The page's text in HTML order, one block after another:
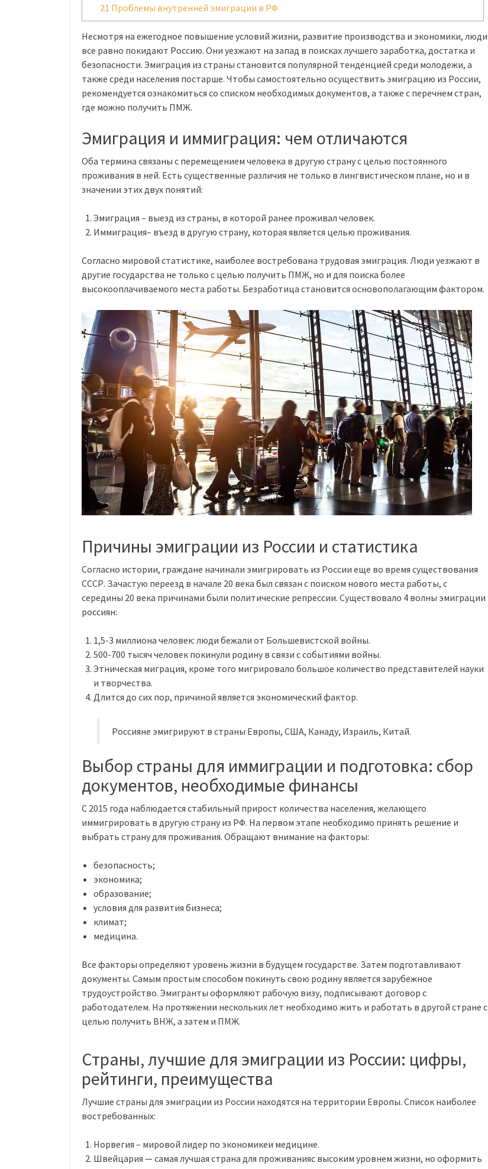
21 Проблемы внутренней эмиграции в РФ
Несмотря на ежегодное повышение условий жизни, развитие производства и экономики, люди
все равно покидают Россию. Они уезжают на запад в поисках лучшего заработка, достатка и
безопасности. Эмиграция из страны становится популярной тенденцией среди молодежи, а
также среди населения постарше. Чтобы самостоятельно осуществить эмиграцию из России,
рекомендуется ознакомиться со списком необходимых документов, а также с перечнем стран,
где можно получить ПМЖ.
Эмиграция и иммиграция: чем отличаются
Оба термина связаны с перемещением человека в другую страну с целью постоянного
проживания в ней. Есть существенные различия не только в лингвистическом плане, но и в
значении этих двух понятий:
Эмиграция – выезд из страны, в которой ранее проживал человек.
Иммиграция– въезд в другую страну, которая является целью проживания.
Согласно мировой статистике, наиболее востребована трудовая эмиграция. Люди уезжают в
другие государства не только с целью получить ПМЖ, но и для поиска более
высокооплачиваемого места работы. Безработица становится основополагающим фактором.
Причины эмиграции из России и статистика
Согласно истории, граждане начинали эмигрировать из России еще во время существования
СССР. Зачастую переезд в начале 20 века был связан с поиском нового места работы, с
середины 20 века причинами были политические репрессии. Существовало 4 волны эмиграции
россиян:
1,5-3 миллиона человек: люди бежали от Большевистской войны.
500-700 тысяч человек покинули родину в связи с событиями войны.
Этническая миграция, кроме того мигрировало большое количество представителей науки
и творчества.
Длится до сих пор, причиной является экономический фактор.
Россияне эмигрируют в страны Европы, США, Канаду, Израиль, Китай.
Выбор страны для иммиграции и подготовка: сбор
документов, необходимые финансы
С 2015 года наблюдается стабильный прирост количества населения, желающего
иммигрировать в другую страну из РФ. На первом этапе необходимо принять решение и
выбрать страну для проживания. Обращают внимание на факторы:
безопасность;
экономика;
образование;
условия для развития бизнеса;
климат;
медицина.
Все факторы определяют уровень жизни в будущем государстве. Затем подготавливают
документы. Самым простым способом покинуть свою родину является зарубежное
трудоустройство. Эмигранты оформляют рабочую визу, подписывают договор с
работодателем. На протяжении нескольких лет необходимо жить и работать в другой стране с
целью получить ВНЖ, а затем и ПМЖ.
Страны, лучшие для эмиграции из России: цифры,
рейтинги, преимущества
Лучшие страны для эмиграции из России находятся на территории Европы. Список наиболее
востребованных:
Норвегия – мировой лидер по экономикеи медицине.
Швейцария — самая лучшая страна для проживанияс высоким уровнем жизни, но оформить